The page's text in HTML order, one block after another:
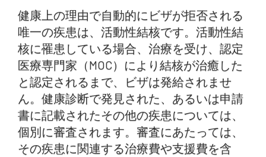
健康上の理由で自動的にビザが拒否される
唯一の疾患は、活動性結核です。活動性結
核に罹患している場合、治療を受け、認定
医療専門家（MOC）により結核が治癒した
と認定されるまで、ビザは発給されませ
ん。健康診断で発見された、あるいは申請
書に記載されたその他の疾患については、
個別に審査されます。審査にあたっては、
その疾患に関連する治療費や支援費を含